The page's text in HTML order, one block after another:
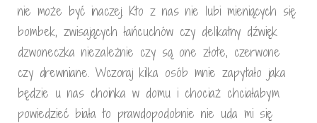
nie może być inaczej. Kto z nas nie lubi mieniących się
bombek, zwisających łańcuchów czy delikatny dźwięk
dzwoneczka niezależnie czy są one złote, czerwone
czy drewniane. Wczoraj kilka osób mnie zapytało jaka
będzie u nas choinka w domu i chociaż chciałabym
powiedzieć biała to prawdopodobnie nie uda mi się